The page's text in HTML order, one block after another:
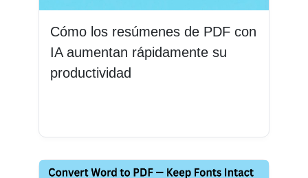
Cómo los resúmenes de PDF con
IA aumentan rápidamente su
productividad